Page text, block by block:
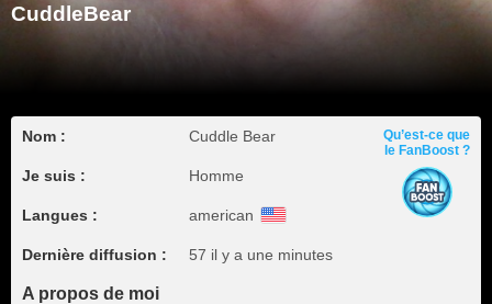
CuddleBear
Nom : Cuddle Bear
Je suis : Homme
Langues : american
Dernière diffusion : 57 il y a une minutes
Qu’est-ce que
le FanBoost ?
A propos de moi